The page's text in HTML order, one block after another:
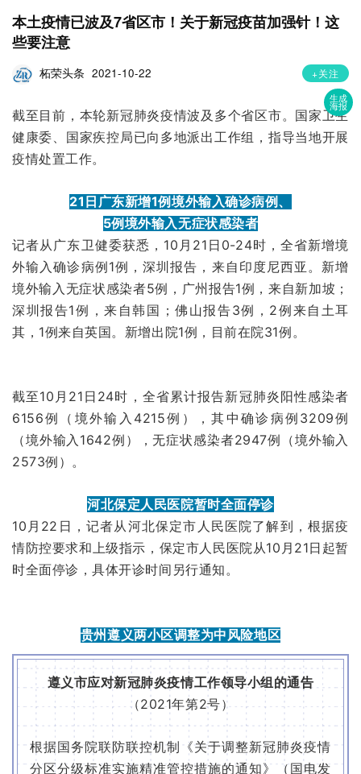
生成
海报
本土疫情已波及7省区市！关于新冠疫苗加强针！这
些要注意
柘荣头条 2021-10-22 +关注
截至目前，本轮新冠肺炎疫情波及多个省区市。国家卫生
健康委、国家疾控局已向多地派出工作组，指导当地开展
疫情处置工作。
21日广东新增1例境外输入确诊病例、
5例境外输入无症状感染者
记者从广东卫健委获悉，10月21日0-24时，全省新增境
外输入确诊病例1例，深圳报告，来自印度尼西亚。新增
境外输入无症状感染者5例，广州报告1例，来自新加坡；
深圳报告1例，来自韩国；佛山报告3例，2例来自土耳
其，1例来自英国。新增出院1例，目前在院31例。
截至10月21日24时，全省累计报告新冠肺炎阳性感染者
6156例（境外输入4215例），其中确诊病例3209例
（境外输入1642例），无症状感染者2947例（境外输入
2573例）。
河北保定人民医院暂时全面停诊
10月22日，记者从河北保定市人民医院了解到，根据疫
情防控要求和上级指示，保定市人民医院从10月21日起暂
时全面停诊，具体开诊时间另行通知。
贵州遵义两小区调整为中风险地区
遵义市应对新冠肺炎疫情工作领导小组的通告
（2021年第2号）
根据国务院联防联控机制《关于调整新冠肺炎疫情
分区分级标准实施精准管控措施的通知》（国电发